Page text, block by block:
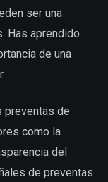
ser una
Has aprendido
de una
preventas de
como la
del
de preventas